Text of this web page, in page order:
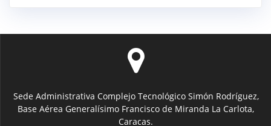
Sede Administrativa Complejo Tecnológico Simón Rodríguez,
Base Aérea Generalísimo Francisco de Miranda La Carlota,
Caracas.